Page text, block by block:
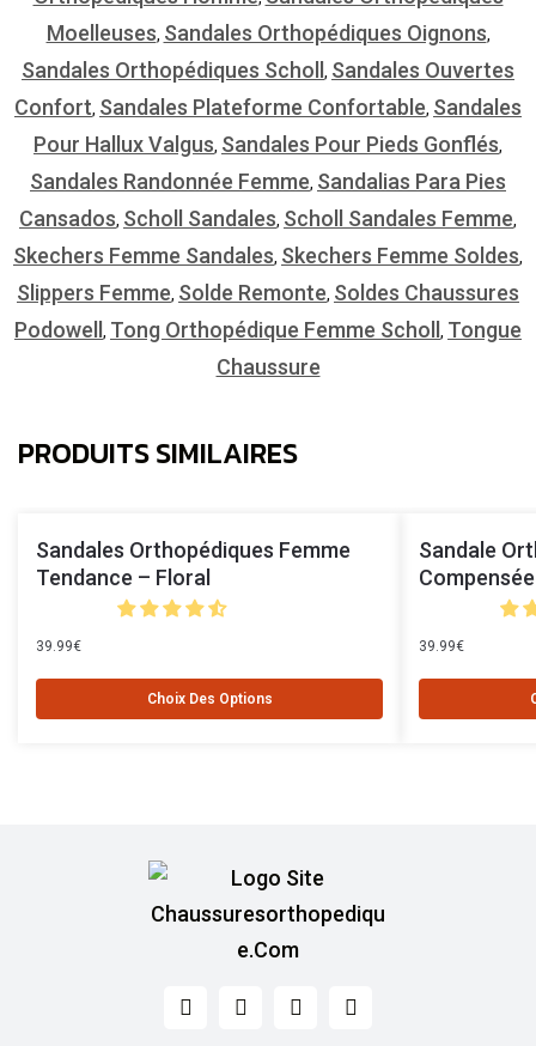
Moelleuses, Sandales Orthopédiques Oignons,
Sandales Orthopédiques Scholl , Sandales Ouvertes
Confort, Sandales Plateforme Confortable, Sandales
Pour Hallux Valgus, Sandales Pour Pieds Gonflés,
Sandales Randonnée Femme, Sandalias Para Pies
Cansados, Scholl Sandales, Scholl Sandales Femme,
Skechers Femme Sandales, Skechers Femme Soldes,
Slippers Femme, Solde Remonte, Soldes Chaussures
Podowell , Tong Orthopédique Femme Scholl , Tongue
Chaussure
PRODUITS SIMILAIRES
Sandales Orthopédiques Femme
Tendance – Floral
39.99€
Choix Des Options
Sandale
39.99€